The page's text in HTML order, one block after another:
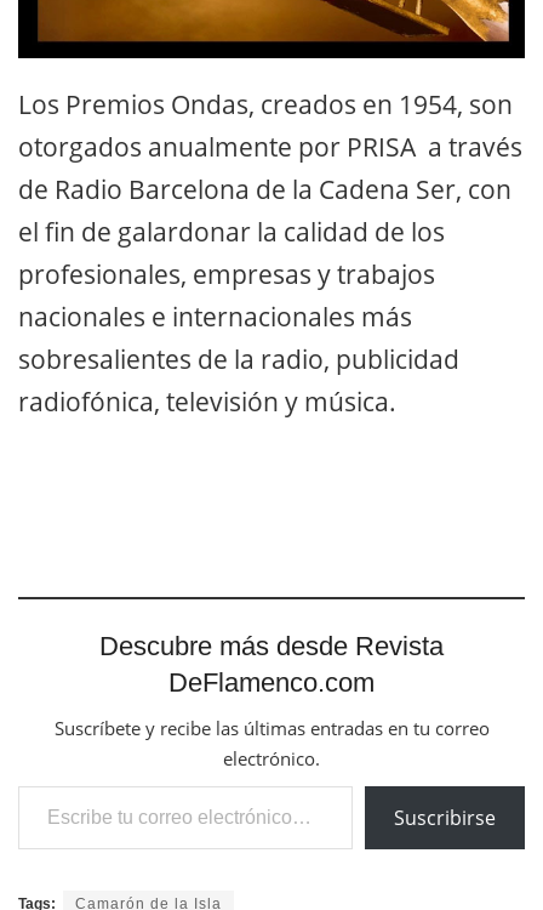
Los Premios Ondas, creados en 1954, son
otorgados anualmente por PRISA a través
de Radio Barcelona de la Cadena Ser, con
el fin de galardonar la calidad de los
profesionales, empresas y trabajos
nacionales e internacionales más
sobresalientes de la radio, publicidad
radiofónica, televisión y música.
Descubre más desde Revista
DeFlamenco.com
Suscríbete y recibe las últimas entradas en tu correo
electrónico.
Escribe tu correo electrónico…
Suscribirse
Tags: Camarón de la Isla